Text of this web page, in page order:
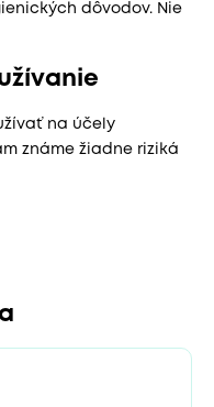
dôvodov. Nie
na účely
známe žiadne riziká